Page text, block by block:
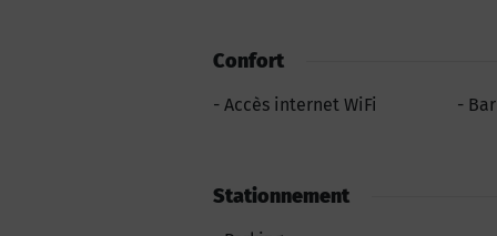
Confort
Accès internet WiFi Bar
Stationnement